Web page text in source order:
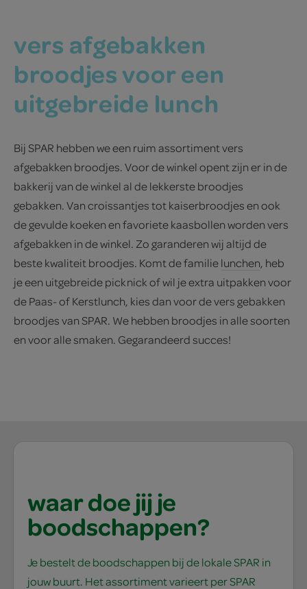
vers afgebakken
broodjes voor een
uitgebreide lunch
Bij SPAR hebben we een ruim assortiment vers
afgebakken broodjes. Voor de winkel opent zijn er in de
bakkerij van de winkel al de lekkerste broodjes
gebakken. Van croissantjes tot kaiserbroodjes en ook
de gevulde koeken en favoriete kaasbollen worden vers
afgebakken in de winkel. Zo garanderen wij altijd de
beste kwaliteit broodjes. Komt de familielunchen, heb
je een uitgebreide picknick of wil je extra uitpakken voor
de Paas- of Kerstlunch, kies dan voor de vers gebakken
broodjes van SPAR. We hebben broodjes in alle soorten
en voor alle smaken. Gegarandeerd succes!
waar doe jij je
boodschappen?
Je bestelt de boodschappen bij de lokale SPAR in
jouw buurt. Het assortiment varieert per SPAR